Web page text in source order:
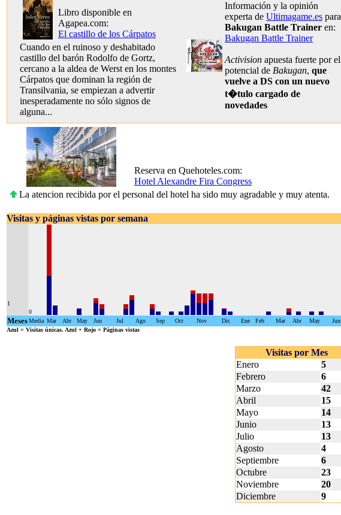
Libro disponible en
Agapea.com:
El castillo de los Cárpatos
Cuando en el ruinoso y deshabitado
castillo del barón Rodolfo de Gortz,
cercano a la aldea de Werst en los montes
Cárpatos que dominan la región de
Transilvania, se empiezan a advertir
inesperadamente no sólo signos de
alguna...
Información y la opinión
experta de Ultimagame.es para
Bakugan Battle Trainer en:
Bakugan Battle Trainer
Activision apuesta fuerte por el
potencial de Bakugan, que
vuelve a DS con un nuevo
t�tulo cargado de
novedades
Reserva en Quehoteles.com:
Hotel Alexandre Fira Congress
La atencion recibida por el personal del hotel ha sido muy agradable y muy atenta.
Visitas y páginas vistas por semana
1
0
MesesMedia Mar Abr May Jun Jul Ago Sep Oct Nov Dic Ene Feb Mar Abr May Jun
Azul = Visitas únicas. Azul + Rojo = Páginas vistas
Visitas por Mes
Enero
5
Febrero
6
Marzo
42
Abril
15
Mayo
14
Junio
13
Julio
13
Agosto
4
Septiembre
6
Octubre
23
Noviembre
20
Diciembre
9